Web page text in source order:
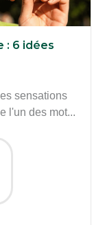
: 6 idées
sensations
l'un des mot...